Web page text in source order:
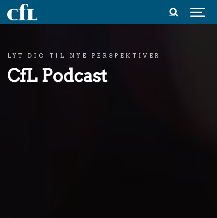
Spring til indhold
LYT DIG TIL NYE PERSPEKTIVER
CfL Podcast